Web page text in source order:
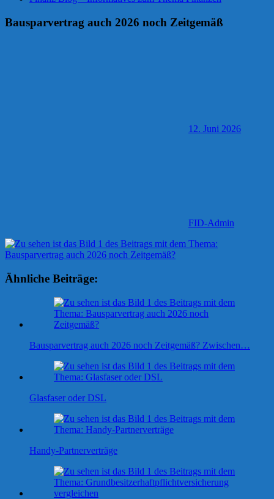
Bausparvertrag auch 2026 noch Zeitgemäß
12. Juni 2026
FID-Admin
Ähnliche Beiträge:
Bausparvertrag auch 2026 noch Zeitgemäß? Zwischen…
Glasfaser oder DSL
Handy-Partnerverträge